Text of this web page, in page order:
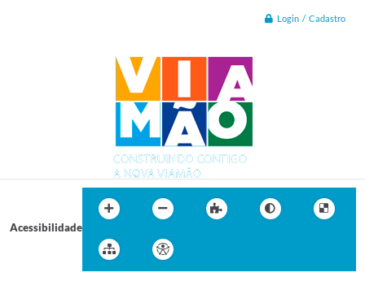
Login / Cadastro
Acessibilidade